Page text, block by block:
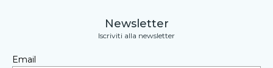
Newsletter
Iscriviti alla newsletter
Email